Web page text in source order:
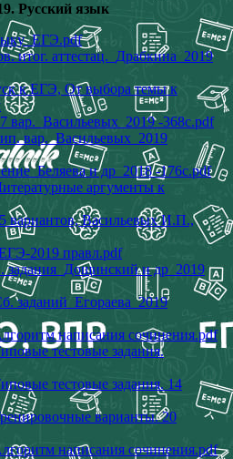
Русский язык
итог. аттестац._Драбкина_2019
к ЕГЭ, От выбора темы к
вар._Васильевых_2019 -368с.pdf
вар._Васильевых_2019
и др_2018 -176с.pdf
аргументы к
вариантов, Васильевых И.П.,
2019 правл.pdf
задания_Дощинский и др_2019
заданий_Егораева_2019
написания сочинения.pdf
тестовые задания.
тестовые задания. 14
варианты. 20
написания сочинения.pdf